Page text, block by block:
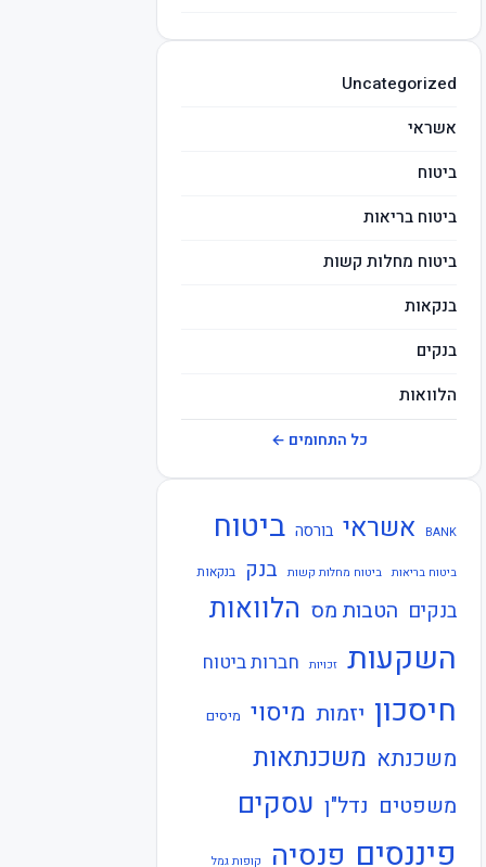
השקעות חכמות
מיסים
Uncategorized
אשראי
ביטוח
ביטוח בריאות
ביטוח מחלות קשות
בנקאות
בנקים
הלוואות
חוזרי בנק ישראל
חוזרי המפקח על הביטוח
חוזרי המפקח על הבנקים
חוזרי הפיקוח על הבנקים
חוזרי נגיד בנק ישראל
חיסכון
חקיקה
חשבונאות
כלכלה
כל התחומים ←
BANK אשראי בורסה ביטוח
ביטוח בריאות ביטוח מחלות קשות בנק בנקאות
בנקים הטבות מס הלוואות
השקעות זכויות חברות ביטוח
חיסכון יזמות מיסוי מיסים
משכנתא משכנתאות
משפטים נדל"ן עסקים
פיננסים פנסיה קופות גמל